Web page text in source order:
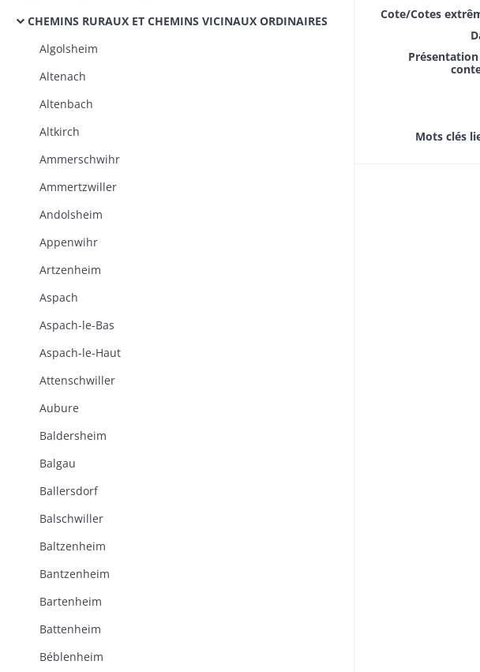
CHEMINS RURAUX ET CHEMINS VICINAUX ORDINAIRES
Algolsheim
Altenach
Altenbach
Altkirch
Ammerschwihr
Ammertzwiller
Andolsheim
Appenwihr
Artzenheim
Aspach
Aspach-le-Bas
Aspach-le-Haut
Attenschwiller
Aubure
Baldersheim
Balgau
Ballersdorf
Balschwiller
Baltzenheim
Bantzenheim
Bartenheim
Battenheim
Béblenheim
Cote/Cotes
Mots clés